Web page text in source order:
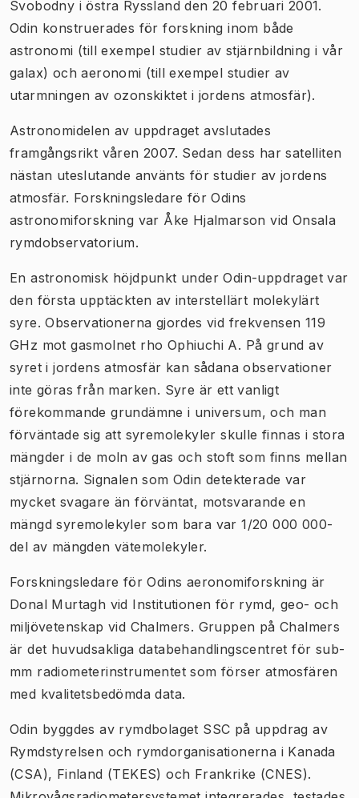
Svobodny i östra Ryssland den 20 februari 2001.
Odin konstruerades för forskning inom både
astronomi (till exempel studier av stjärnbildning i vår
galax) och aeronomi (till exempel studier av
utarmningen av ozonskiktet i jordens atmosfär).
Astronomidelen av uppdraget avslutades
framgångsrikt våren 2007. Sedan dess har satelliten
nästan uteslutande använts för studier av jordens
atmosfär. Forskningsledare för Odins
astronomiforskning var Åke Hjalmarson vid Onsala
rymdobservatorium.
En astronomisk höjdpunkt under Odin-uppdraget var
den första upptäckten av interstellärt molekylärt
syre. Observationerna gjordes vid frekvensen 119
GHz mot gasmolnet rho Ophiuchi A. På grund av
syret i jordens atmosfär kan sådana observationer
inte göras från marken. Syre är ett vanligt
förekommande grundämne i universum, och man
förväntade sig att syremolekyler skulle finnas i stora
mängder i de moln av gas och stoft som finns mellan
stjärnorna. Signalen som Odin detekterade var
mycket svagare än förväntat, motsvarande en
mängd syremolekyler som bara var 1/20 000 000-
del av mängden vätemolekyler.
Forskningsledare för Odins aeronomiforskning är
Donal Murtagh vid Institutionen för rymd, geo- och
miljövetenskap vid Chalmers. Gruppen på Chalmers
är det huvudsakliga databehandlingscentret för sub-
mm radiometerinstrumentet som förser atmosfären
med kvalitetsbedömda data.
Odin byggdes av rymdbolaget SSC på uppdrag av
Rymdstyrelsen och rymdorganisationerna i Kanada
(CSA), Finland (TEKES) och Frankrike (CNES).